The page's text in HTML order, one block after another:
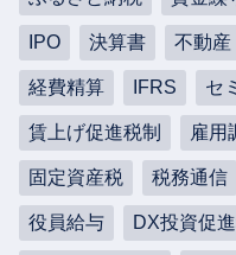
IPO 決算書 不動産
経費精算 IFRS セ
賃上げ促進税制 雇用
固定資産税 税務通信
役員給与 DX投資促